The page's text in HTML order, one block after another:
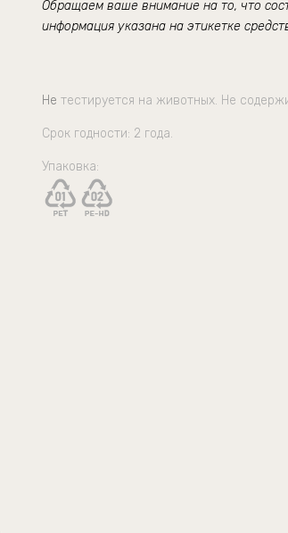
Обращаем ваше внимание на то, что
информация указана на этикетке
Не тестируется на животных. Не
Срок годности: 2 года.
Упаковка: